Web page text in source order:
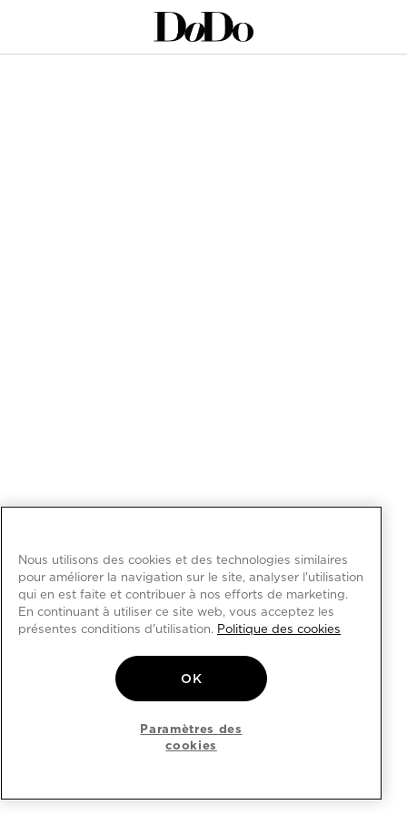
Nous utilisons des cookies et des technologies similaires
pour améliorer la navigation sur le site, analyser l'utilisation
qui en est faite et contribuer à nos efforts de marketing.
En continuant à utiliser ce site web, vous acceptez les
présentes conditions d'utilisation. Politique des cookies
OK
Paramètres des
cookies